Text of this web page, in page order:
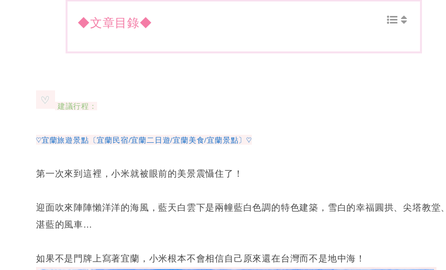
◆文章目錄◆
建議行程：
♡宜蘭旅遊景點〔宜蘭民宿/宜蘭二日遊/宜蘭美食/宜蘭景點〕♡
第一次來到這裡，小米就被眼前的美景震懾住了！
迎面吹來陣陣懶洋洋的海風，藍天白雲下是兩幢藍白色調的特色建築，雪白的幸福圓拱、尖塔教堂、
湛藍的風車…
如果不是門牌上寫著宜蘭，小米根本不會相信自己原來還在台灣而不是地中海！